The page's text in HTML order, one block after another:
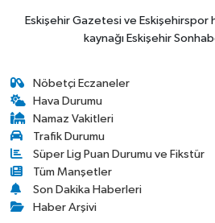
Eskişehir Gazetesi ve
kaynağı Eskişehir
Nöbetçi Eczaneler
Hava Durumu
Namaz Vakitleri
Trafik Durumu
Süper Lig Puan Durumu ve Fikstür
Tüm Manşetler
Son Dakika Haberleri
Haber Arşivi